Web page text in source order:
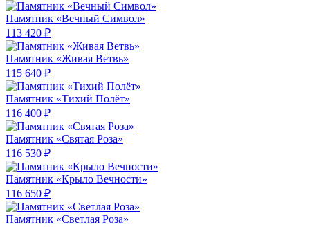
Памятник «Вечный Символ»
113 420 ₽
Памятник «Живая Ветвь»
115 640 ₽
Памятник «Тихий Полёт»
116 400 ₽
Памятник «Святая Роза»
116 530 ₽
Памятник «Крыло Вечности»
116 650 ₽
Памятник «Светлая Роза»